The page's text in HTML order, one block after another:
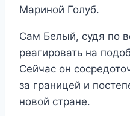
Мариной Голуб.
Сам Белый, судя по
реагировать на
Сейчас он
за границей и
новой стране.